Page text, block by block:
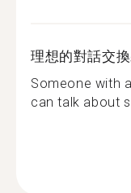
理想的對話交
Someone with
can talk about